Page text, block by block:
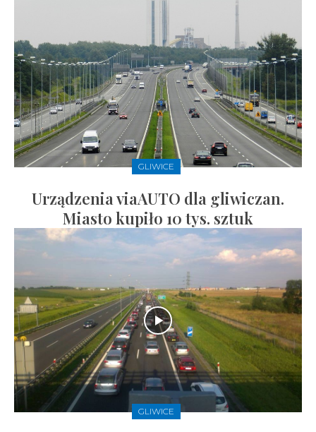
GLIWICE
Urządzenia viaAUTO dla gliwiczan.
Miasto kupiło 10 tys. sztuk
GLIWICE